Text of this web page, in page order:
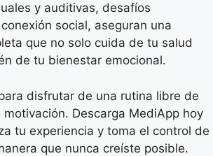
y auditivas, desafíos
social, aseguran una
que no solo cuida de tu salud
de tu bienestar emocional.
disfrutar de una rutina libre de
Descarga MediApp hoy
tu experiencia y toma el control de
que nunca creíste posible.